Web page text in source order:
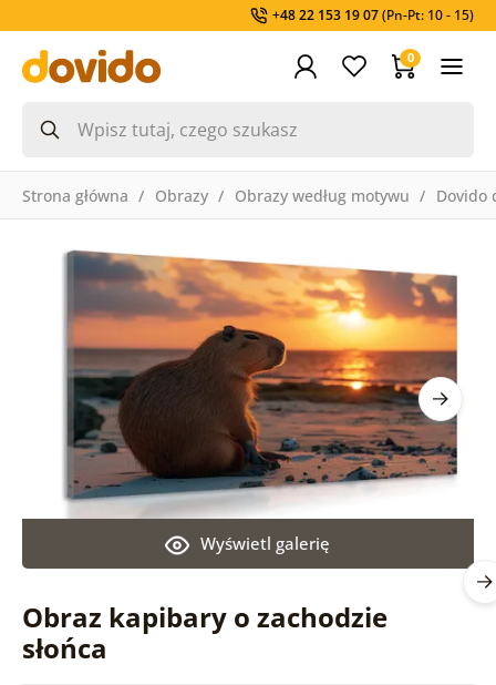
+48 22 153 19 07(Pn-Pt: 10 - 15)
0
Strona główna Obrazy Obrazy według motywu Dovido
Obraz kapibary o zachodzie
słońca
Wyświetl galerię